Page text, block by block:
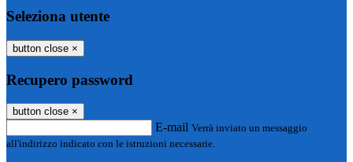
Seleziona utente
button close ×
Recupero password
button close ×
E-mail Verrà inviato un messaggio
all'indirizzo indicato con le istruzioni necessarie.